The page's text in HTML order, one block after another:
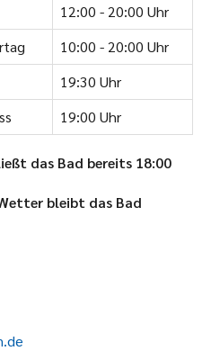
12:00 - 20:00 Uhr
10:00 - 20:00 Uhr
19:30 Uhr
19:00 Uhr
das Bad bereits 18:00
bleibt das Bad